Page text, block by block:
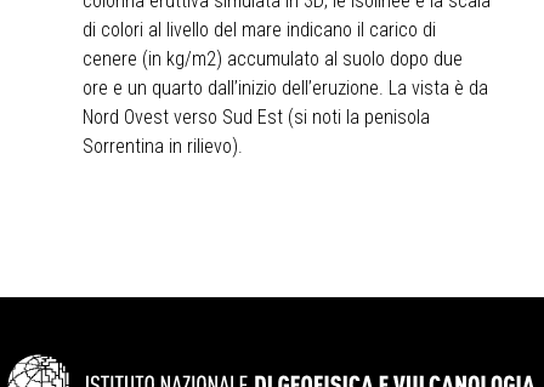
di colori al livello del mare indicano il carico di
cenere (in kg/m2) accumulato al suolo dopo due
ore e un quarto dall’inizio dell’eruzione. La vista è da
Nord Ovest verso Sud Est (si noti la penisola
Sorrentina in rilievo).